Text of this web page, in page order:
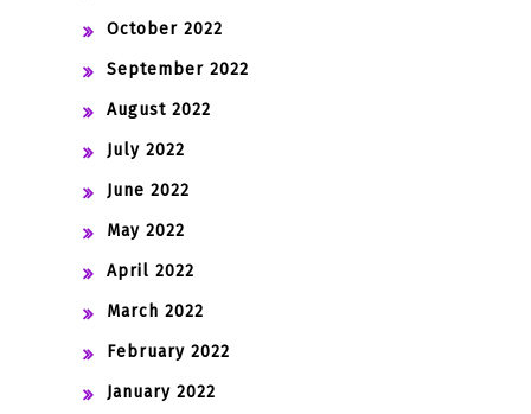
October 2022
September 2022
August 2022
July 2022
June 2022
May 2022
April 2022
March 2022
February 2022
January 2022